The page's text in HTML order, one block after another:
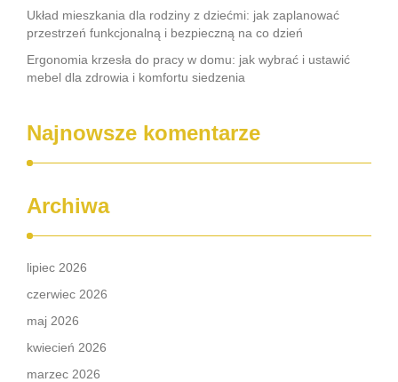
Układ mieszkania dla rodziny z dziećmi: jak zaplanować
przestrzeń funkcjonalną i bezpieczną na co dzień
Ergonomia krzesła do pracy w domu: jak wybrać i ustawić
mebel dla zdrowia i komfortu siedzenia
Najnowsze komentarze
Archiwa
lipiec 2026
czerwiec 2026
maj 2026
kwiecień 2026
marzec 2026